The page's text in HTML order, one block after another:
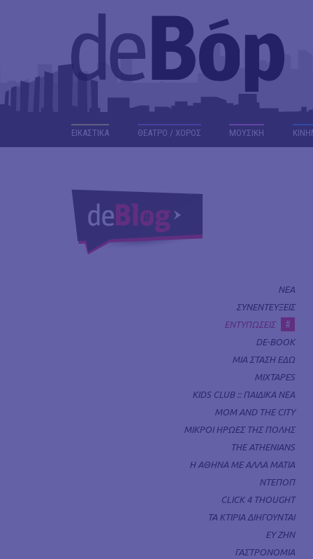
ΕΙΚΑΣΤΙΚΑ ΘΕΑΤΡΟ / ΧΟΡΟΣ ΜΟΥΣΙΚΗ
ΝΕΑ
ΣΥΝΕΝΤΕΥΞΕΙΣ
ΕΝΤΥΠΩΣΕΙΣ
#
DE-BOOK
ΜΙΑ ΣΤΑΣΗ ΕΔΩ
MIXTAPES
KIDS CLUB :: ΠΑΙΔΙΚΑ ΝΕΑ
MOM AND THE CITY
ΜΙΚΡΟΙ ΗΡΩΕΣ ΤΗΣ ΠΟΛΗΣ
THE ATHENIANS
Η ΑΘΗΝΑ ΜΕ ΑΛΛΑ ΜΑΤΙΑ
ΝΤΕΠΟΠ
CLICK 4 THOUGHT
ΤΑ ΚΤΙΡΙΑ ΔΙΗΓΟΥΝΤΑΙ
ΕΥ ΖΗΝ
ΓΑΣΤΡΟΝΟΜΙΑ